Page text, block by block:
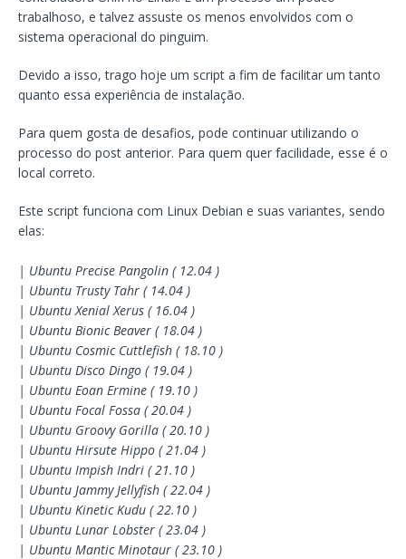
trabalhoso, e talvez assuste os menos envolvidos com o
sistema operacional do pinguim.
Devido a isso, trago hoje um script a fim de facilitar um tanto
quanto essa experiência de instalação.
Para quem gosta de desafios, pode continuar utilizando o
processo do post anterior. Para quem quer facilidade, esse é o
local correto.
Este script funciona com Linux Debian e suas variantes, sendo
elas:
| Ubuntu Precise Pangolin ( 12.04 )
| Ubuntu Trusty Tahr ( 14.04 )
| Ubuntu Xenial Xerus ( 16.04 )
| Ubuntu Bionic Beaver ( 18.04 )
| Ubuntu Cosmic Cuttlefish ( 18.10 )
| Ubuntu Disco Dingo ( 19.04 )
| Ubuntu Eoan Ermine ( 19.10 )
| Ubuntu Focal Fossa ( 20.04 )
| Ubuntu Groovy Gorilla ( 20.10 )
| Ubuntu Hirsute Hippo ( 21.04 )
| Ubuntu Impish Indri ( 21.10 )
| Ubuntu Jammy Jellyfish ( 22.04 )
| Ubuntu Kinetic Kudu ( 22.10 )
| Ubuntu Lunar Lobster ( 23.04 )
| Ubuntu Mantic Minotaur ( 23.10 )